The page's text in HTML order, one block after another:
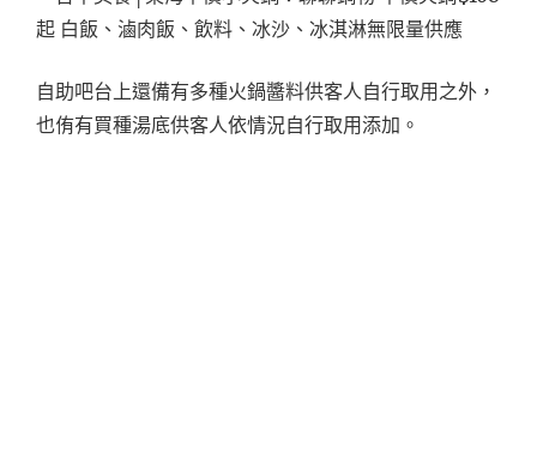
自助吧台上還備有多種火鍋醬料供客人自行取用之外，
也侑有買種湯底供客人依情況自行取用添加。